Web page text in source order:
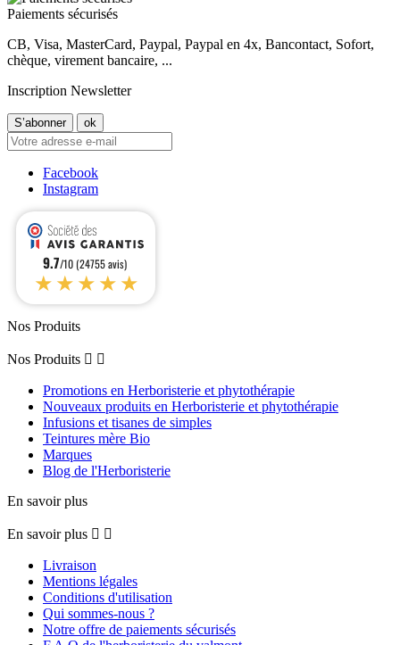
Paiements sécurisés
CB, Visa, MasterCard, Paypal, Paypal en 4x, Bancontact, Sofort,
chèque, virement bancaire, ...
Inscription Newsletter
Facebook
Instagram
9.7/10 (24755 avis)
★★★★★
Nos Produits
Nos Produits  
Promotions en Herboristerie et phytothérapie
Nouveaux produits en Herboristerie et phytothérapie
Infusions et tisanes de simples
Teintures mère Bio
Marques
Blog de l'Herboristerie
En savoir plus
En savoir plus  
Livraison
Mentions légales
Conditions d'utilisation
Qui sommes-nous ?
Notre offre de paiements sécurisés